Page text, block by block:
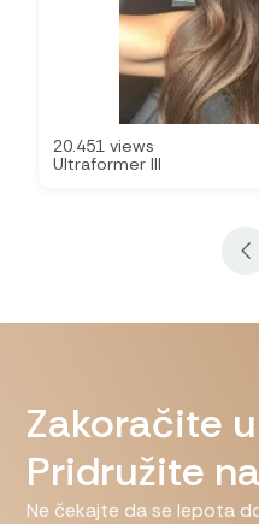
20.451 views
Ultraformer III
Zakoračite
Pridružite
Ne čekajte da se lepota